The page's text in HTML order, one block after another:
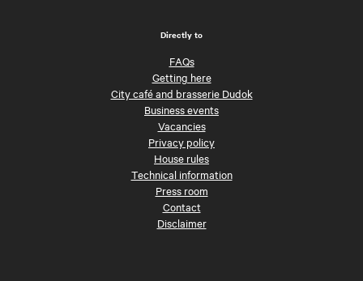
Directly to
FAQs
Getting here
City café and brasserie Dudok
Business events
Vacancies
Privacy policy
House rules
Technical information
Press room
Contact
Disclaimer